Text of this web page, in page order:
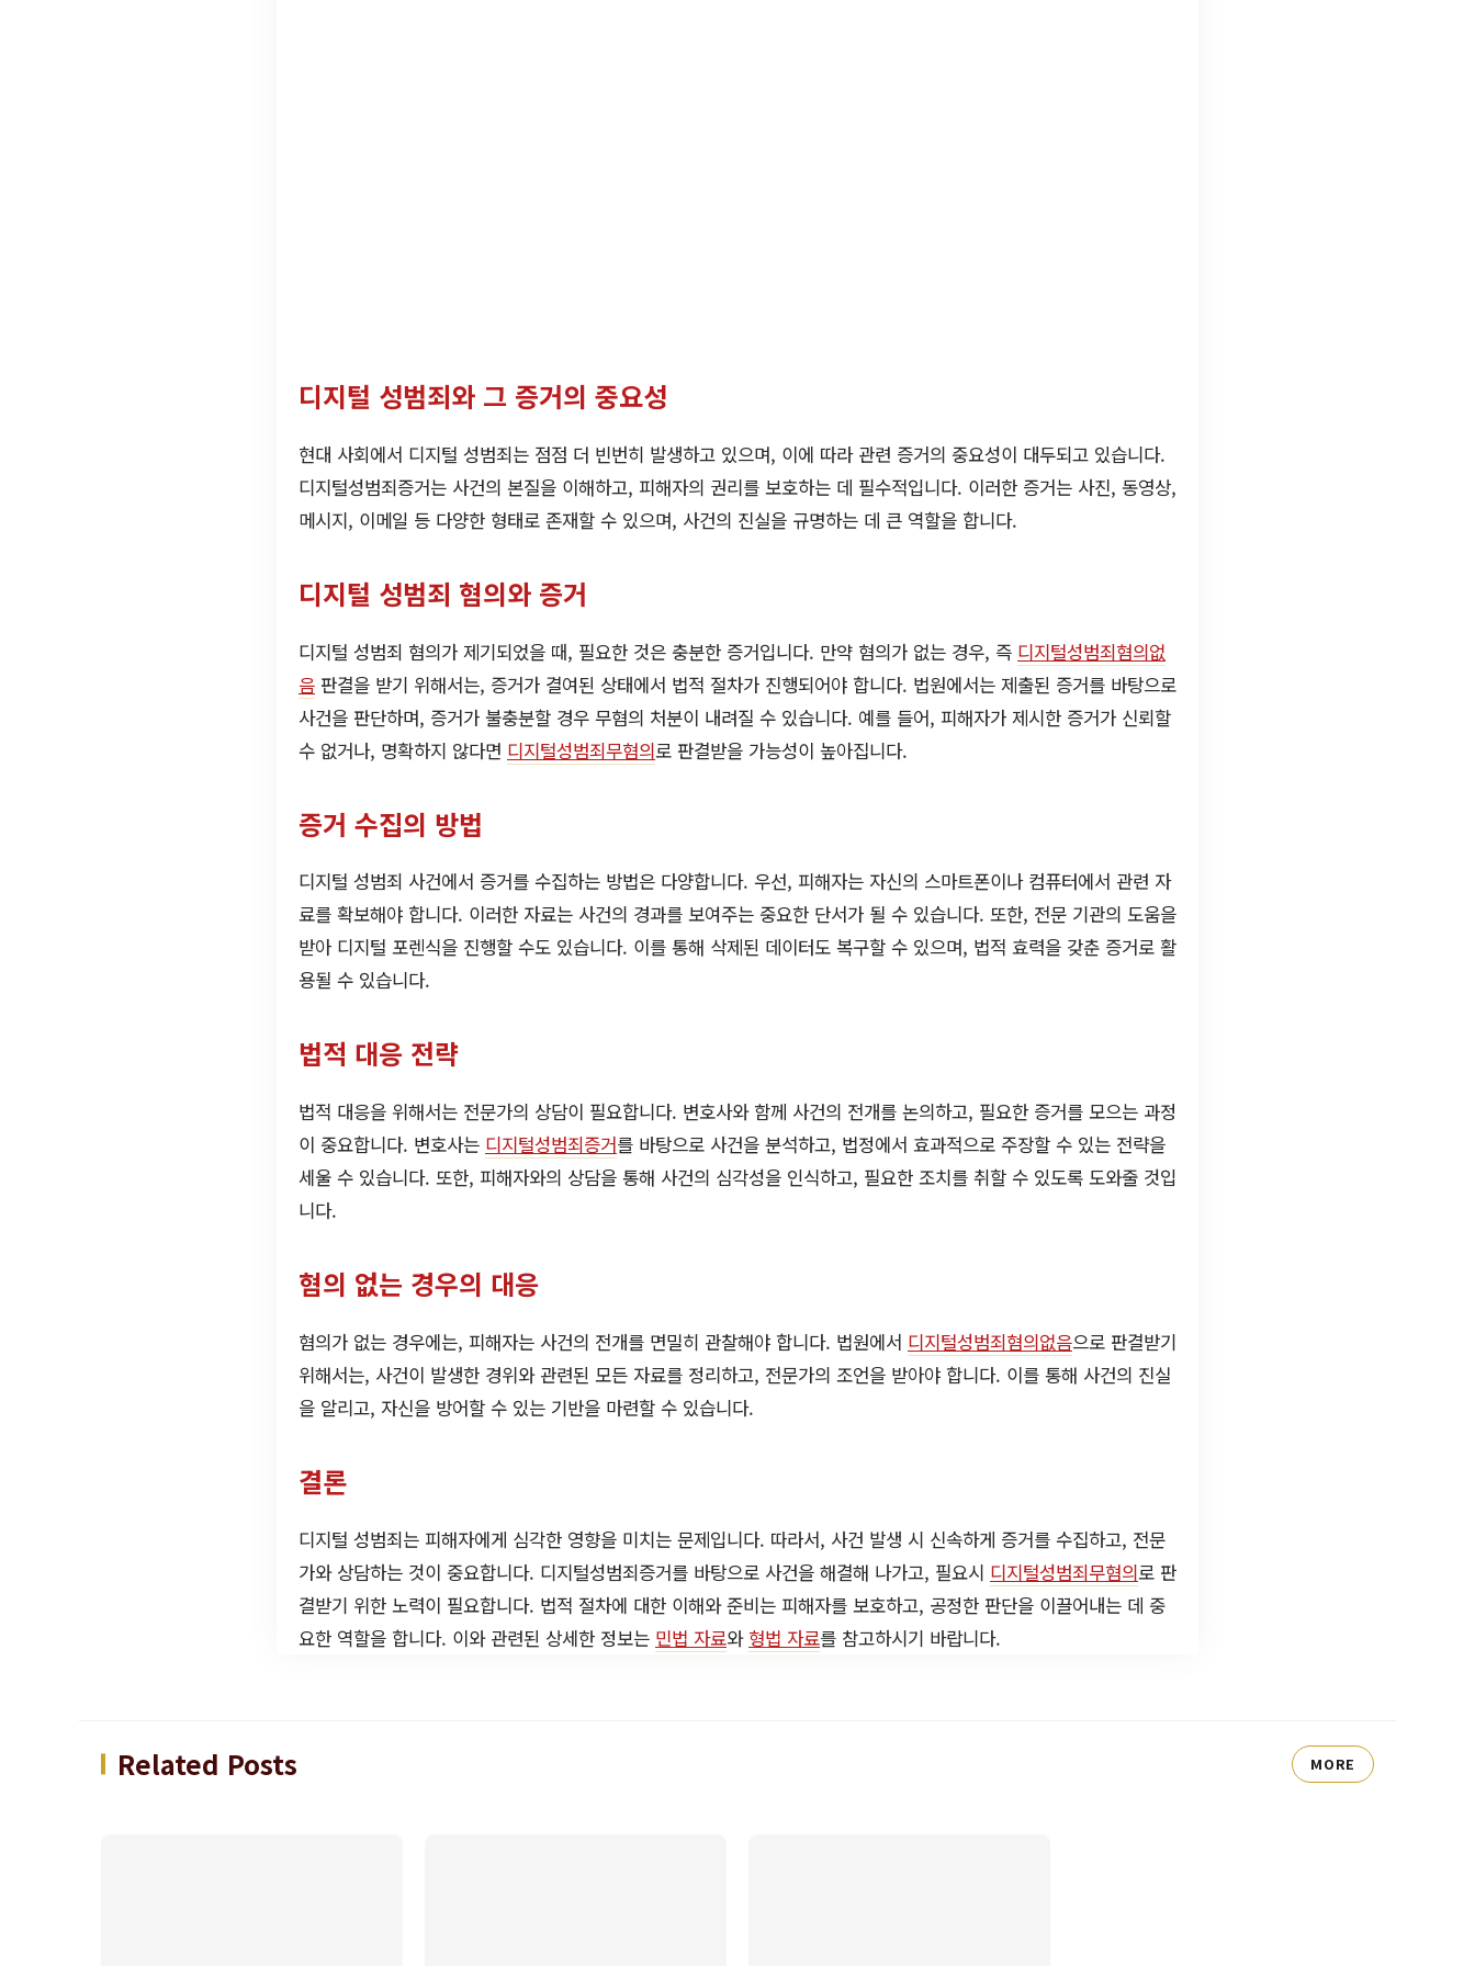
디지털 성범죄와 그 증거의 중요성
현대 사회에서 디지털 성범죄는 점점 더 빈번히 발생하고 있으며, 이에 따라 관련 증거의 중요성이 대두되고 있습니다.
디지털성범죄증거는 사건의 본질을 이해하고, 피해자의 권리를 보호하는 데 필수적입니다. 이러한 증거는 사진, 동영상,
메시지, 이메일 등 다양한 형태로 존재할 수 있으며, 사건의 진실을 규명하는 데 큰 역할을 합니다.
디지털 성범죄 혐의와 증거
디지털 성범죄 혐의가 제기되었을 때, 필요한 것은 충분한 증거입니다. 만약 혐의가 없는 경우, 즉 디지털성범죄혐의없
음 판결을 받기 위해서는, 증거가 결여된 상태에서 법적 절차가 진행되어야 합니다. 법원에서는 제출된 증거를 바탕으로
사건을 판단하며, 증거가 불충분할 경우 무혐의 처분이 내려질 수 있습니다. 예를 들어, 피해자가 제시한 증거가 신뢰할
수 없거나, 명확하지 않다면 디지털성범죄무혐의로 판결받을 가능성이 높아집니다.
증거 수집의 방법
디지털 성범죄 사건에서 증거를 수집하는 방법은 다양합니다. 우선, 피해자는 자신의 스마트폰이나 컴퓨터에서 관련 자
료를 확보해야 합니다. 이러한 자료는 사건의 경과를 보여주는 중요한 단서가 될 수 있습니다. 또한, 전문 기관의 도움을
받아 디지털 포렌식을 진행할 수도 있습니다. 이를 통해 삭제된 데이터도 복구할 수 있으며, 법적 효력을 갖춘 증거로 활
용될 수 있습니다.
법적 대응 전략
법적 대응을 위해서는 전문가의 상담이 필요합니다. 변호사와 함께 사건의 전개를 논의하고, 필요한 증거를 모으는 과정
이 중요합니다. 변호사는 디지털성범죄증거를 바탕으로 사건을 분석하고, 법정에서 효과적으로 주장할 수 있는 전략을
세울 수 있습니다. 또한, 피해자와의 상담을 통해 사건의 심각성을 인식하고, 필요한 조치를 취할 수 있도록 도와줄 것입
니다.
혐의 없는 경우의 대응
혐의가 없는 경우에는, 피해자는 사건의 전개를 면밀히 관찰해야 합니다. 법원에서 디지털성범죄혐의없음으로 판결받기
위해서는, 사건이 발생한 경위와 관련된 모든 자료를 정리하고, 전문가의 조언을 받아야 합니다. 이를 통해 사건의 진실
을 알리고, 자신을 방어할 수 있는 기반을 마련할 수 있습니다.
결론
디지털 성범죄는 피해자에게 심각한 영향을 미치는 문제입니다. 따라서, 사건 발생 시 신속하게 증거를 수집하고, 전문
가와 상담하는 것이 중요합니다. 디지털성범죄증거를 바탕으로 사건을 해결해 나가고, 필요시 디지털성범죄무혐의로 판
결받기 위한 노력이 필요합니다. 법적 절차에 대한 이해와 준비는 피해자를 보호하고, 공정한 판단을 이끌어내는 데 중
요한 역할을 합니다. 이와 관련된 상세한 정보는 민법 자료와 형법 자료를 참고하시기 바랍니다.
Related Posts MORE